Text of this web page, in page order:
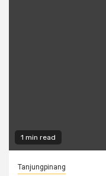
1 min read
Tanjungpinang